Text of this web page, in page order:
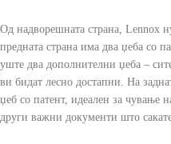
Од надворешната страна, Lennox
предната страна има два џеба со
уште два дополнителни џеба –
ви бидат лесно достапни. На
џеб со патент, идеален за чување
други важни документи што